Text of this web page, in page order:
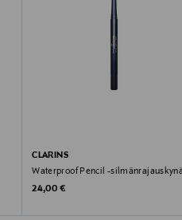
CLARINS
Waterproof Pencil -
Original Price
24,00 €